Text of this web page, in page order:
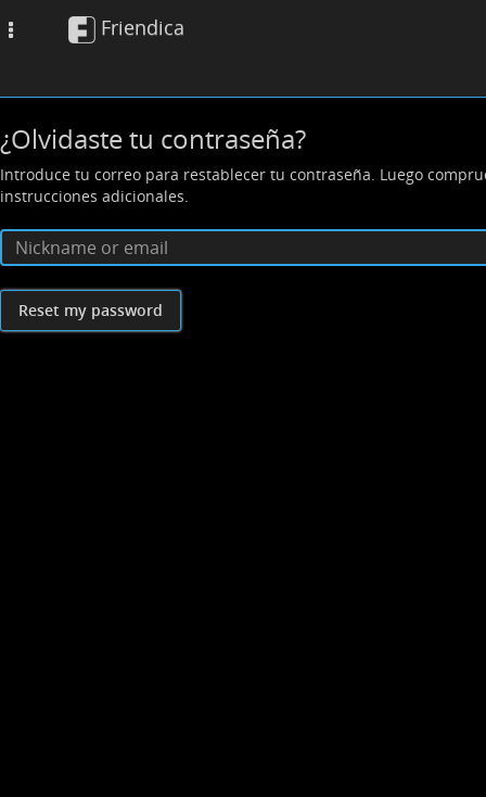
Friendica
¿Olvidaste tu contraseña?
Introduce tu correo para restablecer tu contraseña. Luego
instrucciones adicionales.